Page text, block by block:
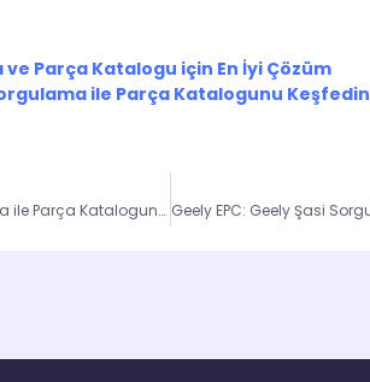
ve Parça Katalogu için En İyi Çözüm
ile Parça Katalogunu Keşfedin
Foton EPC: Foton Cars Şasi Sorgulama ile Parça Katalogunu Keşfedin